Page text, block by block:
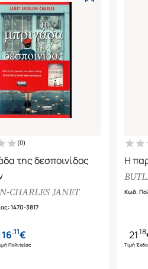
(0)
της δεσποινίδος
CHARLES JANET
:1470-3817
16.11€
Πολιτείας
Η
Κωδ.
21.18
Τιμή